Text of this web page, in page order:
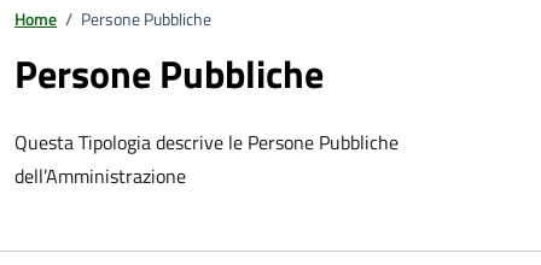
Home / Persone Pubbliche
Persone Pubbliche
Questa Tipologia descrive le Persone Pubbliche
dell’Amministrazione